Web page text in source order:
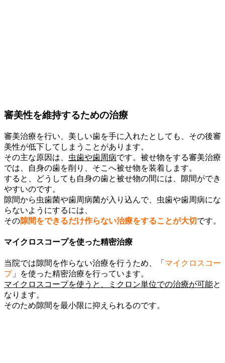
審美性を維持するための治療
審美治療を行い、美しい歯を手に入れたとしても、その後審
美性が低下してしまうことがあります。
その主な原因は、 虫歯や歯周病です。被せ物をする審美治療
では、自身の歯を削り、そこへ被せ物を装着します。
すると、どうしても自身の歯と被せ物の間には、隙間ができ
やすいのです。
隙間から虫歯菌や歯周病菌が入り込んで、虫歯や歯周病にな
らないようにするには、
その隙間をできるだけ作らない治療をすることが大切です。
マイクロスコープを使った精密治療
当院では隙間を作らない治療を行うため、「 マイクロスコー
プ」を使った精密治療を行っています。
マイクロスコープを使うと、ミクロン単位での治療が可能と
なります。
そのため隙間を最小限に抑えられるのです。